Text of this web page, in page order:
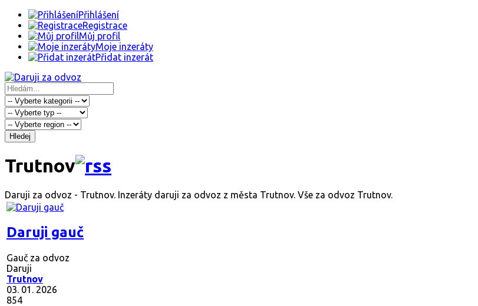
Přihlášení
Registrace
Můj profil
Moje inzeráty
Přidat inzerát
Hledej
Trutnov
Daruji za odvoz - Trutnov. Inzeráty daruji za odvoz z města Trutnov. Vše za odvoz Trutnov.
Daruji gauč
Gauč za odvoz
Daruji
Trutnov
03. 01. 2026
854